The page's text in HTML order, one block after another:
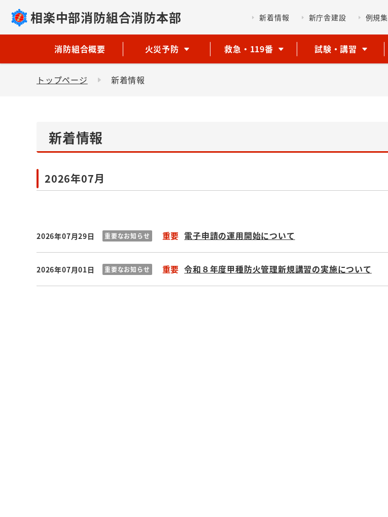
相楽中部消防組合消防本部 新着情報 新庁舎建設 例規集
消防組合概要 火災予防 救急・119番 試験・講習
トップページ 新着情報
新着情報
2026年07月
2026年07月29日 重要なお知らせ 重要 電子申請の運用開始について
2026年07月01日 重要なお知らせ 重要 令和８年度甲種防火管理新規講習の実施について